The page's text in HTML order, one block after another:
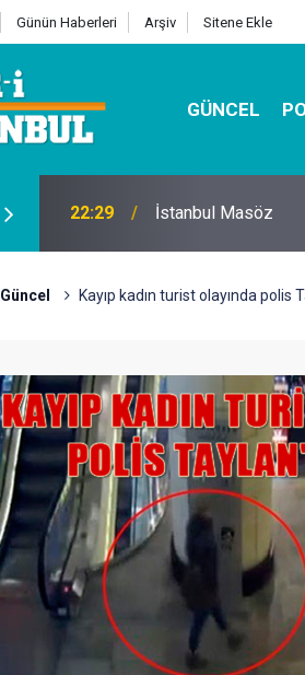
Günün Haberleri Arşiv Sitene Ekle
GÜNCEL
07:32 Kutu Sihirbazı ile
Güncel Kayıp kadın turist olayında polis